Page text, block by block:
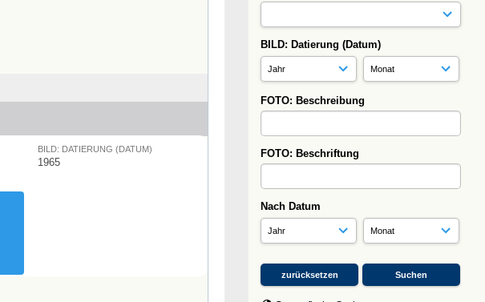
BILD: Datierung (Datum)
FOTO: Beschreibung
FOTO: Beschriftung
Nach Datum
BILD: DATIERUNG (DATUM)
1965